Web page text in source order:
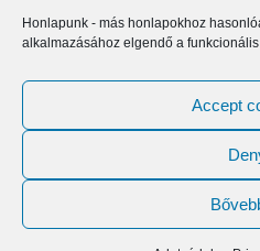
Honlapunk - más honlapokhoz
alkalmazásához elgendő a
Accept
Egerfarmos.hu. A